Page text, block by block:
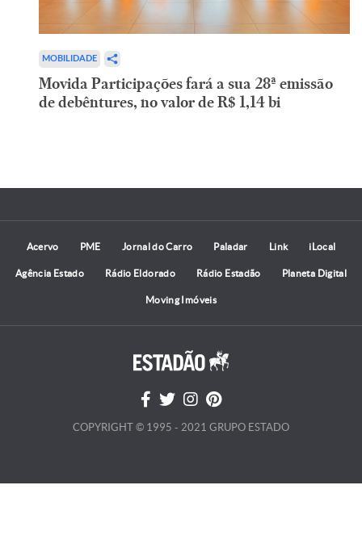
MOBILIDADE
Movida Participações fará a sua 28ª emissão
de debêntures, no valor de R$ 1,14 bi
Acervo PME Jornal do Carro Paladar Link iLocal
Agência Estado Rádio Eldorado Rádio Estadão Planeta Digital
Moving Imóveis
COPYRIGHT © 1995 - 2021 GRUPO ESTADO